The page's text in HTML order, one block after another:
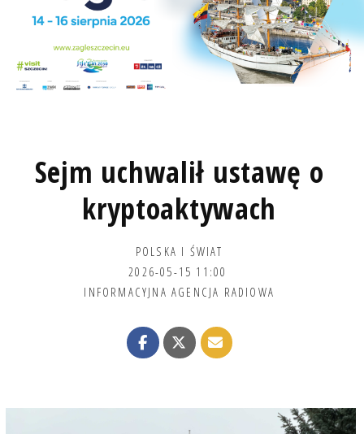
Sejm uchwalił ustawę o
kryptoaktywach
POLSKA I ŚWIAT
2026-05-15 11:00
INFORMACYJNA AGENCJA RADIOWA